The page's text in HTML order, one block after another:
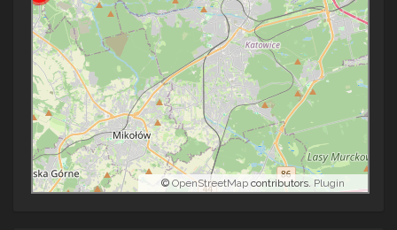
© OpenStreetMap contributors. Plugin